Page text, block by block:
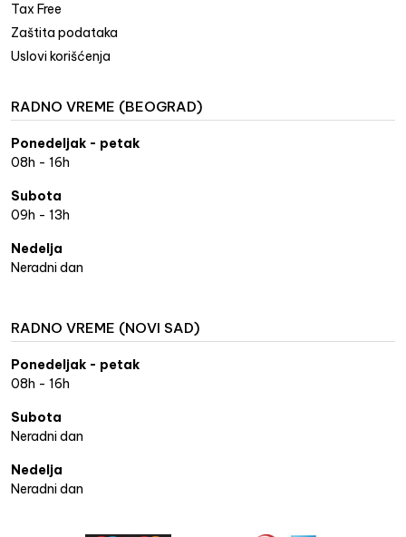
Tax Free
Zaštita podataka
Uslovi korišćenja
RADNO VREME (BEOGRAD)
Ponedeljak - petak
08h - 16h
Subota
09h - 13h
Nedelja
Neradni dan
RADNO VREME (NOVI SAD)
Ponedeljak - petak
08h - 16h
Subota
Neradni dan
Nedelja
Neradni dan